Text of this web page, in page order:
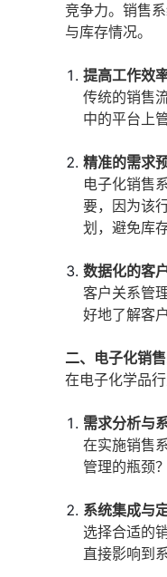
竞争力。销售
与库存情况。
提高工作效
传统的销售
中的平台上
精准的需求
电子化销售
要，因为该
划，避免库
数据化的客
客户关系管
好地了解客
二、电子化销
在电子化学品
需求分析与
在实施销售
管理的瓶颈
系统集成与
选择合适的
直接影响到